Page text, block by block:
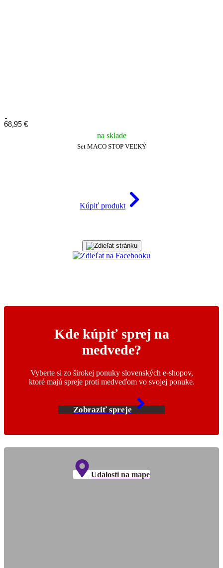
68,95 €
na sklade
Set MACO STOP VEĽKÝ
Kúpiť produkt
Kde kúpiť sprej na
medvede?
Vyberte si zo širokej ponuky slovenských e-shopov,
ktoré majú spreje proti medveďom vo svojej ponuke.
Zobraziť spreje
Udalosti na mape